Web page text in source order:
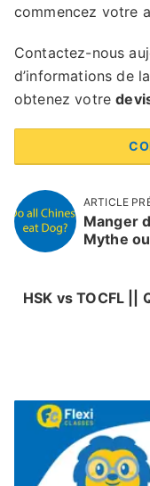
commencez votre
Contactez-nous
d’informations de
obtenez votre
ARTICLE
Manger
Mythe
HSK vs TOCFL ||